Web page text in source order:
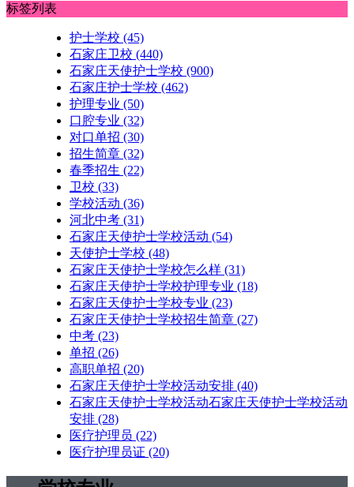
标签列表
护士学校 (45)
石家庄卫校 (440)
石家庄天使护士学校 (900)
石家庄护士学校 (462)
护理专业 (50)
口腔专业 (32)
对口单招 (30)
招生简章 (32)
春季招生 (22)
卫校 (33)
学校活动 (36)
河北中考 (31)
石家庄天使护士学校活动 (54)
天使护士学校 (48)
石家庄天使护士学校怎么样 (31)
石家庄天使护士学校护理专业 (18)
石家庄天使护士学校专业 (23)
石家庄天使护士学校招生简章 (27)
中考 (23)
单招 (26)
高职单招 (20)
石家庄天使护士学校活动安排 (40)
石家庄天使护士学校活动石家庄天使护士学校活动
安排 (28)
医疗护理员 (22)
医疗护理员证 (20)